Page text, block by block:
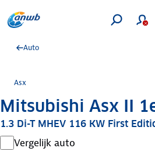
Auto
Asx
Mitsubishi Asx II
1.3 Di-T MHEV 116 KW First
Vergelijk auto